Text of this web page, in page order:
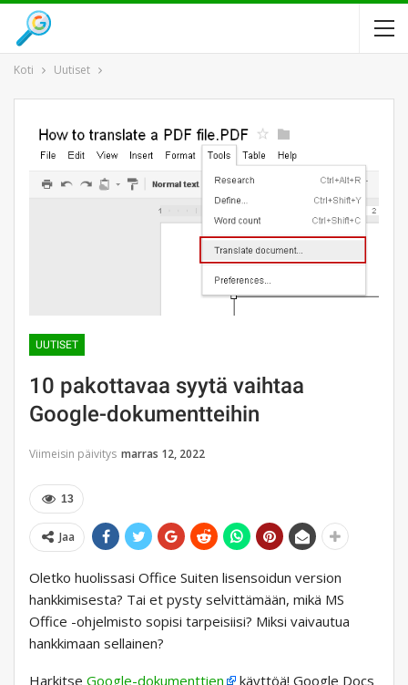
Koti Uutiset
UUTISET
10 pakottavaa syytä vaihtaa
Google-dokumentteihin
Viimeisin päivitys marras 12, 2022
13
Jaa
Oletko huolissasi Office Suiten lisensoidun version
hankkimisesta? Tai et pysty selvittämään, mikä MS
Office -ohjelmisto sopisi tarpeisiisi? Miksi vaivautua
hankkimaan sellainen?
Harkitse Google-dokumenttien
käyttöä! Google Docs